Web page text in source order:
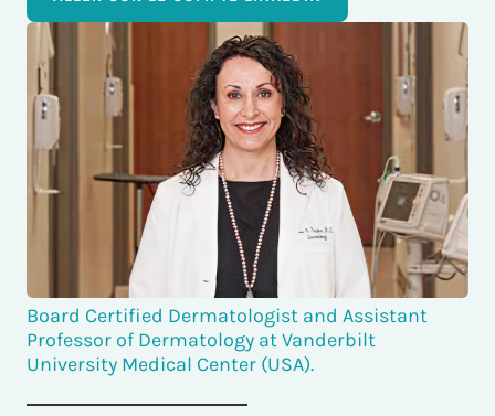
Board Certified Dermatologist and Assistant
Professor of Dermatology at Vanderbilt
University Medical Center (USA).